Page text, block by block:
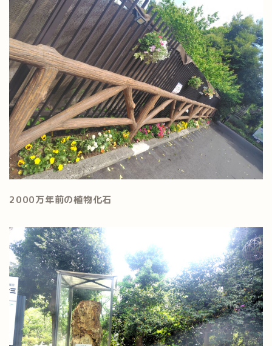
2000万年前の植物化石